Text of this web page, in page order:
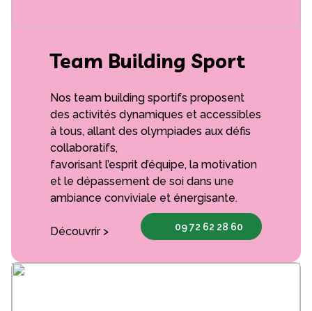
Team Building Sport
Nos team building sportifs proposent
des activités dynamiques et accessibles
à tous, allant des olympiades aux défis
collaboratifs,
favorisant l’esprit d’équipe, la motivation
et le dépassement de soi dans une
ambiance conviviale et énergisante.
Découvrir > 09 72 62 28 60